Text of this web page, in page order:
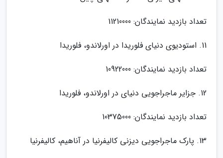
تعداد بازدید نمایندگان: 11210000
11. استودیوی دنیای فلوریدا در اورلاندو، فلوریدا
تعداد بازدید نمایندگان: 10922000
12. جزایر ماجراجویی دنیای در اورلاندو، فلوریدا
تعداد بازدید نمایندگان: 10375000
13. پارک ماجراجویی دیزنی کالیفرنیا در آناهیم، کالیفرنیا